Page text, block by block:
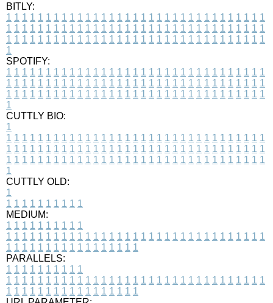
BITLY:
1 1 1 1 1 1 1 1 1 1 1 1 1 1 1 1 1 1 1 1 1 1 1 1 1 1 1 1 1 1 1 1 1
1 1 1 1 1 1 1 1 1 1 1 1 1 1 1 1 1 1 1 1 1 1 1 1 1 1 1 1 1 1 1 1 1
1 1 1 1 1 1 1 1 1 1 1 1 1 1 1 1 1 1 1 1 1 1 1 1 1 1 1 1 1 1 1 1 1
1
SPOTIFY:
1 1 1 1 1 1 1 1 1 1 1 1 1 1 1 1 1 1 1 1 1 1 1 1 1 1 1 1 1 1 1 1 1
1 1 1 1 1 1 1 1 1 1 1 1 1 1 1 1 1 1 1 1 1 1 1 1 1 1 1 1 1 1 1 1 1
1 1 1 1 1 1 1 1 1 1 1 1 1 1 1 1 1 1 1 1 1 1 1 1 1 1 1 1 1 1 1 1 1
1
CUTTLY BIO:
1
1 1 1 1 1 1 1 1 1 1 1 1 1 1 1 1 1 1 1 1 1 1 1 1 1 1 1 1 1 1 1 1 1
1 1 1 1 1 1 1 1 1 1 1 1 1 1 1 1 1 1 1 1 1 1 1 1 1 1 1 1 1 1 1 1 1
1 1 1 1 1 1 1 1 1 1 1 1 1 1 1 1 1 1 1 1 1 1 1 1 1 1 1 1 1 1 1 1 1
1
CUTTLY OLD:
1
1 1 1 1 1 1 1 1 1 1
MEDIUM:
1 1 1 1 1 1 1 1 1 1
1 1 1 1 1 1 1 1 1 1 1 1 1 1 1 1 1 1 1 1 1 1 1 1 1 1 1 1 1 1 1 1 1
1 1 1 1 1 1 1 1 1 1 1 1 1 1 1 1 1
PARALLELS:
1 1 1 1 1 1 1 1 1 1
1 1 1 1 1 1 1 1 1 1 1 1 1 1 1 1 1 1 1 1 1 1 1 1 1 1 1 1 1 1 1 1 1
1 1 1 1 1 1 1 1 1 1 1 1 1 1 1 1 1